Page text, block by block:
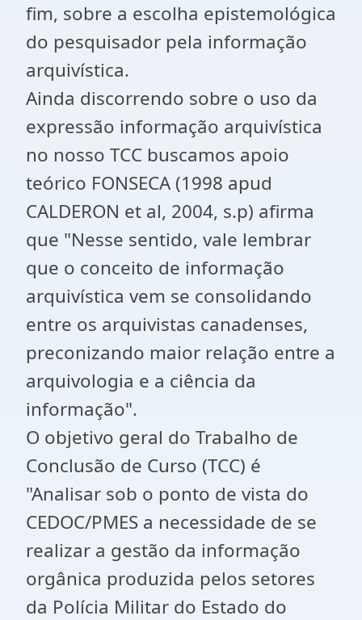
fim, sobre a escolha epistemológica
do pesquisador pela informação
arquivística.
Ainda discorrendo sobre o uso da
expressão informação arquivística
no nosso TCC buscamos apoio
teórico FONSECA (1998 apud
CALDERON et al, 2004, s.p) afirma
que "Nesse sentido, vale lembrar
que o conceito de informação
arquivística vem se consolidando
entre os arquivistas canadenses,
preconizando maior relação entre a
arquivologia e a ciência da
informação".
O objetivo geral do Trabalho de
Conclusão de Curso (TCC) é
"Analisar sob o ponto de vista do
CEDOC/PMES a necessidade de se
realizar a gestão da informação
orgânica produzida pelos setores
da Polícia Militar do Estado do